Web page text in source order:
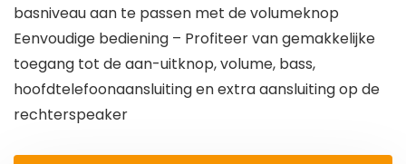
basniveau aan te passen met de volumeknop
Eenvoudige bediening – Profiteer van gemakkelijke
toegang tot de aan-uitknop, volume, bass,
hoofdtelefoonaansluiting en extra aansluiting op de
rechterspeaker